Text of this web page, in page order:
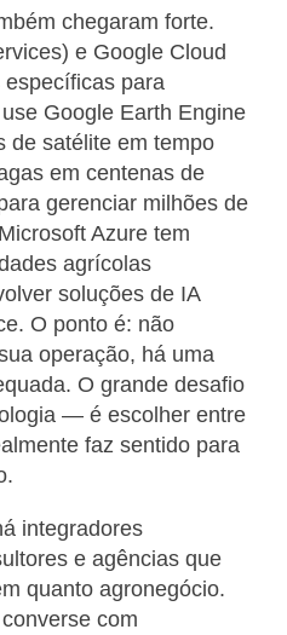
chegaram forte.
e Google Cloud
para
Google Earth Engine
de satélite em tempo
em centenas de
gerenciar milhões de
Azure tem
agrícolas
soluções de IA
O ponto é: não
operação, há uma
O grande desafio
— é escolher entre
faz sentido para
integradores
e agências que
quanto agronegócio.
com